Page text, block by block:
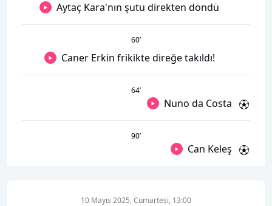
Aytaç Kara'nın şutu direkten döndü
60’
Caner Erkin frikikte direğe takıldı!
64’
Nuno da Costa
90’
Can Keleş
10 Mayıs 2025, Cumartesi, 13:00